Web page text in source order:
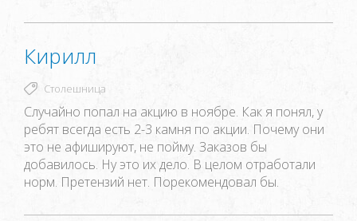
Кирилл
Столешница
Случайно попал на акцию в ноябре. Как я понял, у
ребят всегда есть 2-3 камня по акции. Почему они
это не афишируют, не пойму. Заказов бы
добавилось. Ну это их дело. В целом отработали
норм. Претензий нет. Порекомендовал бы.